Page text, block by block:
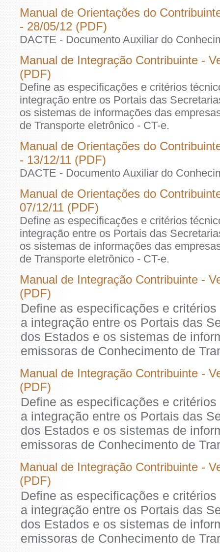
Manual de Orientações do
- 28/05/12 (PDF)
DACTE - Documento Auxiliar do
Manual de Integração Contribuinte -
(PDF)
Define as especificações e critérios
integração entre os Portais das
os sistemas de informações das
de Transporte eletrônico - CT-e.
Manual de Orientações do
- 13/12/11 (PDF)
DACTE - Documento Auxiliar do
Manual de Orientações do
07/12/11 (PDF)
Define as especificações e critérios
integração entre os Portais das
os sistemas de informações das
de Transporte eletrônico - CT-e.
Manual de Integração Contribuinte -
(PDF)
Define as especificações e
a integração entre os Portais das
dos Estados e os sistemas de
emissoras de Conhecimento de
Manual de Integração Contribuinte -
(PDF)
Define as especificações e
a integração entre os Portais das
dos Estados e os sistemas de
emissoras de Conhecimento de
Manual de Integração Contribuinte -
(PDF)
Define as especificações e
a integração entre os Portais das
dos Estados e os sistemas de
emissoras de Conhecimento de